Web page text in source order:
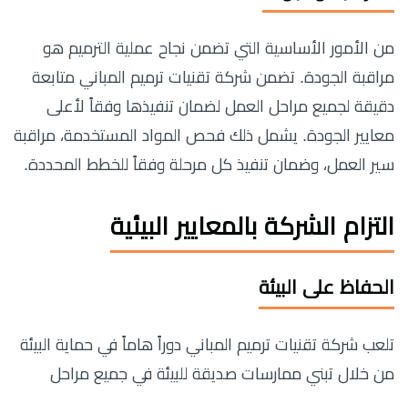
من الأمور الأساسية التي تضمن نجاح عملية الترميم هو
مراقبة الجودة. تضمن شركة تقنيات ترميم المباني متابعة
دقيقة لجميع مراحل العمل لضمان تنفيذها وفقاً لأعلى
معايير الجودة. يشمل ذلك فحص المواد المستخدمة، مراقبة
سير العمل، وضمان تنفيذ كل مرحلة وفقاً للخطط المحددة.
التزام الشركة بالمعايير البيئية
الحفاظ على البيئة
تلعب شركة تقنيات ترميم المباني دوراً هاماً في حماية البيئة
من خلال تبني ممارسات صديقة للبيئة في جميع مراحل